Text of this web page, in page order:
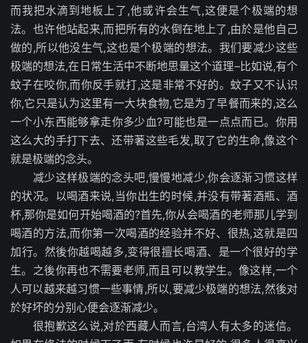
而我把水滴到地板上了,他或许会生气,这便是个极端的想
法。也许他站起来,而把所有的水倒在地上了,由於是他自己
做的,所以他没生气,这也是个极端的想法。我们要减少这些
极端的想法,在日常生活中不断地思量这个道理–比如说,有个
蚊子在咬你,而你反手就打,这是非常不好的。蚊子又不认识
你,它只是认为这里有一大块食物,它是为了早餐而来的,这么
一个小东西能够拿走你多少血?可能也是一点点而已。你用
这么大的手打下去、还带著这些毛发,取了它的生命,像这个
就是极端的念头。
减少这样极端的念头吧,慢慢地减少,你会逐渐习惯这样
的状况。以喝酒来说,当你出生的时候,并没有带著酒瓶、酒
杯,那你是如何开始喝酒的?首先,你从会喝酒的老师那儿学到
喝酒的方法,而你第一次喝酒的经验并不好、很热,这就是四
加行。然後你越喝越多,变得很擅长喝酒、是一个很好的学
生。之後你再也不需要老师,而且可以教学生。像这样,一个
人可以越来越习惯一些事情,所以,要减少极端的想法,然後对
於好坏的分别心便会逐渐减少。
很抱歉这么说,对於西藏人而言,台湾人有太多的迷信。